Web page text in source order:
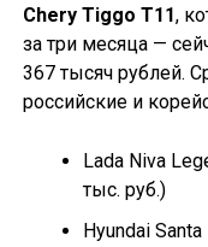
Chery Tiggo T11,
за три месяца —
367 тысяч рублей.
российские и
Lada Niva
тыс. руб.)
Hyundai